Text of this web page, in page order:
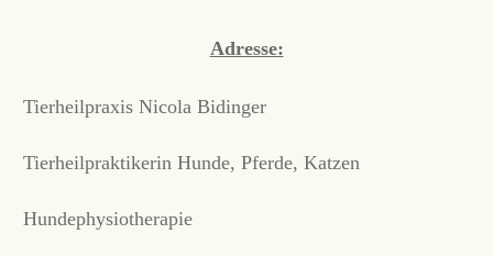
Adresse:
Tierheilpraxis Nicola Bidinger
Tierheilpraktikerin Hunde, Pferde, Katzen
Hundephysiotherapie